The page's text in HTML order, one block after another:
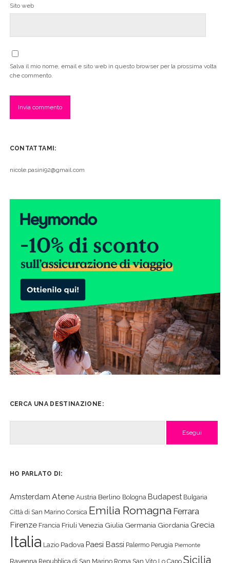
Sito web
Salva il mio nome, email e sito web in questo browser per la prossima volta
che commento.
CONTATTAMI:
nicole.pasini92@gmail.com
CERCA UNA DESTINAZIONE:
HO PARLATO DI:
Amsterdam Atene Austria Berlino Bologna Budapest Bulgaria
Città di San Marino Corsica Emilia Romagna Ferrara
Firenze Francia Friuli Venezia Giulia Germania Giordania Grecia
Italia Lazio Padova Paesi Bassi Palermo Perugia Piemonte
Ravenna Repubblica di San Marino Roma San Vito Lo Capo Sicilia